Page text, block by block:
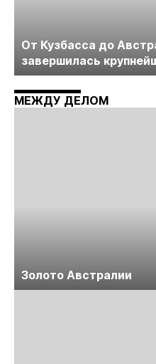
От Кузбасса до
завершилась
технологий «Недра
Майнинг»
МЕЖДУ ДЕЛОМ
Золото Австралии